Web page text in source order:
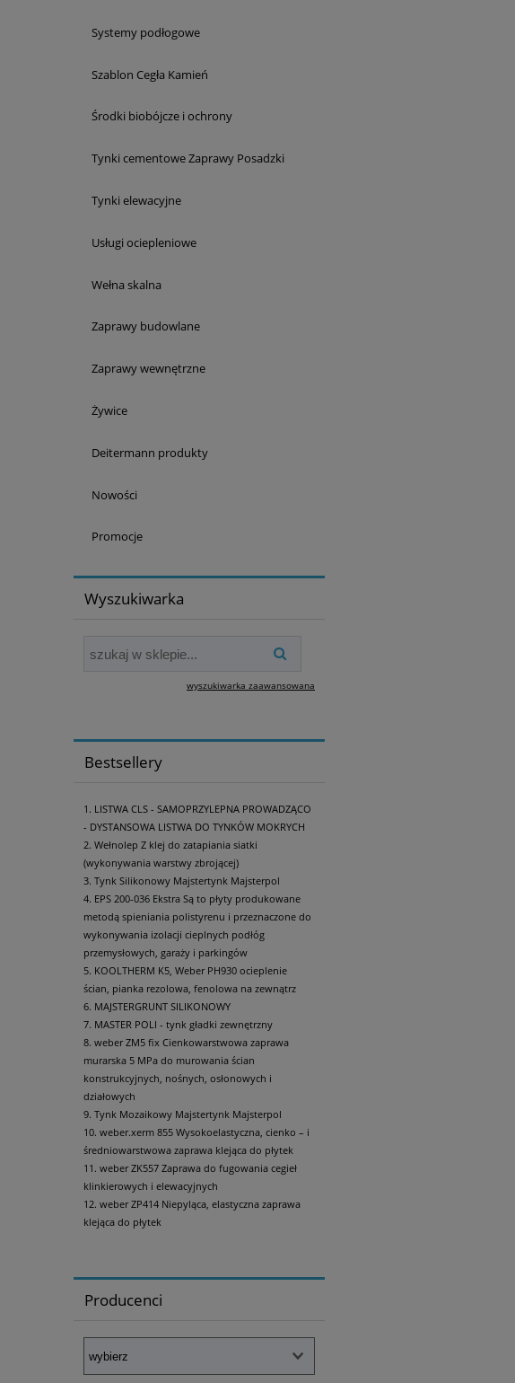
Systemy podłogowe
Szablon Cegła Kamień
Środki biobójcze i ochrony
Tynki cementowe Zaprawy Posadzki
Tynki elewacyjne
Usługi ociepleniowe
Wełna skalna
Zaprawy budowlane
Zaprawy wewnętrzne
Żywice
Deitermann produkty
Nowości
Promocje
Wyszukiwarka
wyszukiwarka zaawansowana
Bestsellery
LISTWA CLS - SAMOPRZYLEPNA PROWADZĄCO
- DYSTANSOWA LISTWA DO TYNKÓW MOKRYCH
Wełnolep Z klej do zatapiania siatki
(wykonywania warstwy zbrojącej)
Tynk Silikonowy Majstertynk Majsterpol
EPS 200-036 Ekstra Są to płyty produkowane
metodą spieniania polistyrenu i przeznaczone do
wykonywania izolacji cieplnych podłóg
przemysłowych, garaży i parkingów
KOOLTHERM K5, Weber PH930 ocieplenie
ścian, pianka rezolowa, fenolowa na zewnątrz
MAJSTERGRUNT SILIKONOWY
MASTER POLI - tynk gładki zewnętrzny
weber ZM5 fix Cienkowarstwowa zaprawa
murarska 5 MPa do murowania ścian
konstrukcyjnych, nośnych, osłonowych i
działowych
Tynk Mozaikowy Majstertynk Majsterpol
weber.xerm 855 Wysokoelastyczna, cienko – i
średniowarstwowa zaprawa klejąca do płytek
weber ZK557 Zaprawa do fugowania cegieł
klinkierowych i elewacyjnych
weber ZP414 Niepyląca, elastyczna zaprawa
klejąca do płytek
Producenci